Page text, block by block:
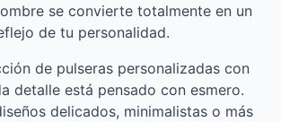
se convierte totalmente en un
de tu personalidad.
de pulseras personalizadas con
detalle está pensado con esmero.
delicados, minimalistas o más